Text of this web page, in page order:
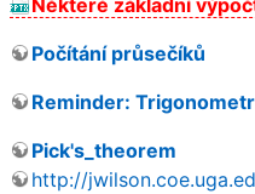
Počítání průsečíků
Reminder:
Pick's_theorem
http://